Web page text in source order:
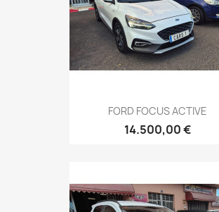
FORD FOCUS ACTIVE
14.500,00 €